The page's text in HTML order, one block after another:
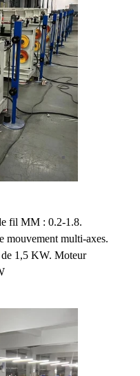
fil MM : 0.2-1.8.
mouvement multi-axes.
1,5 KW. Moteur